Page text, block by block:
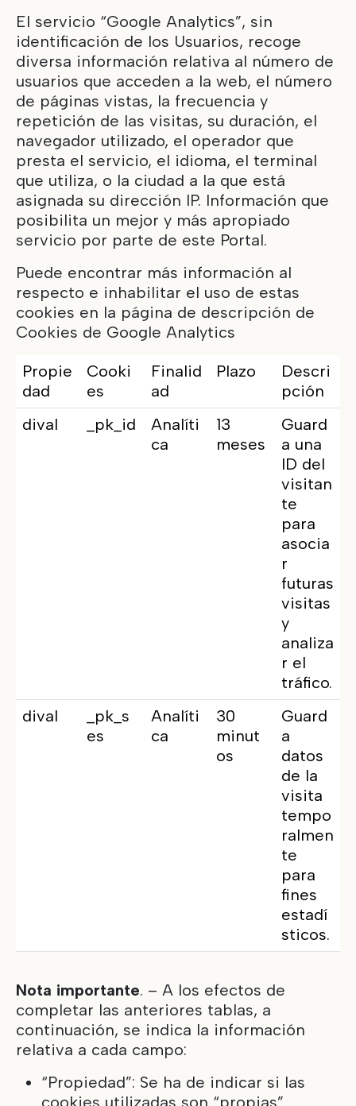
El servicio “Google Analytics”, sin
identificación de los Usuarios, recoge
diversa información relativa al número de
usuarios que acceden a la web, el número
de páginas vistas, la frecuencia y
repetición de las visitas, su duración, el
navegador utilizado, el operador que
presta el servicio, el idioma, el terminal
que utiliza, o la ciudad a la que está
asignada su dirección IP. Información que
posibilita un mejor y más apropiado
servicio por parte de este Portal.
Puede encontrar más información al
respecto e inhabilitar el uso de estas
cookies en la página de descripción de
Cookies de Google Analytics
Propie
dad
Cooki
es
Finalid
ad
Plazo
Descri
pción
dival
_pk_id
Analíti
ca
13
meses
Guard
a una
ID del
visitan
te
para
asocia
r
futuras
visitas
y
analiza
r el
tráfico.
dival
_pk_s
es
Analíti
ca
30
minut
os
Guard
a
datos
de la
visita
tempo
ralmen
te
para
fines
estadí
sticos.
Nota importante. – A los efectos de
completar las anteriores tablas, a
continuación, se indica la información
relativa a cada campo:
“Propiedad”: Se ha de indicar si las
cookies utilizadas son “propias”